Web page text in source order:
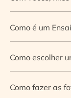
Como é um
Como escolher
Como fazer as